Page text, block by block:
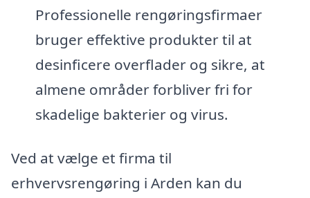
Professionelle rengøringsfirmaer
bruger effektive produkter til at
desinficere overflader og sikre, at
almene områder forbliver fri for
skadelige bakterier og virus.
Ved at vælge et firma til
erhvervsrengøring i Arden kan du